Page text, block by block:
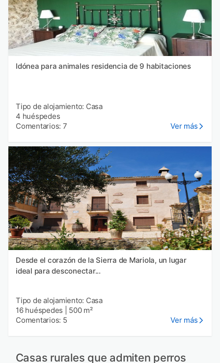
Idónea para animales residencia de 9 habitaciones
Tipo de alojamiento: Casa
4 huéspedes
Comentarios: 7
Ver más
Desde el corazón de la Sierra de Mariola, un lugar
ideal para desconectar...
Tipo de alojamiento: Casa
16 huéspedes
500 m²
Comentarios: 5
Ver más
Casas rurales que admiten perros